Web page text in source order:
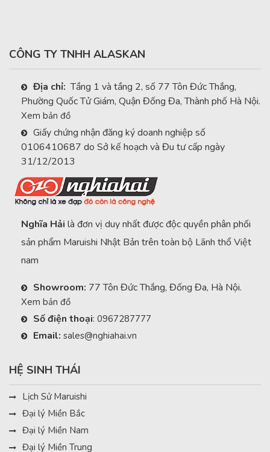
CÔNG TY TNHH ALASKAN
Địa chỉ: Tầng 1 và tầng 2, số 77 Tôn Đức Thắng,
Phường Quốc Tử Giám, Quận Đống Đa, Thành phố Hà Nội.
Xem bản đồ
Giấy chứng nhận đăng ký doanh nghiệp số
0106410687 do Sở kế hoạch và Đu tư cấp ngày
31/12/2013
Nghĩa Hải là đơn vị duy nhất được độc quyền phân phối
sản phẩm Maruishi Nhật Bản trên toàn bộ Lãnh thổ Việt
nam
Showroom: 77 Tôn Đức Thắng, Đống Đa, Hà Nội.
Xem bản đồ
Số điện thoại: 0967287777
Email: sales@nghiahai.vn
HỆ SINH THÁI
Lịch Sử Maruishi
Đại lý Miền Bắc
Đại lý Miền Nam
Đại lý Miền Trung